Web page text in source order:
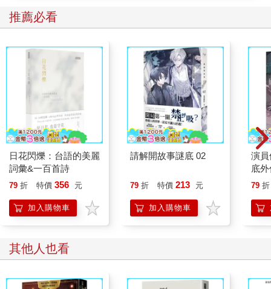
推薦必看
日花閃爍：台語的美麗
詞彙&一百首詩
79 折 特價 356 元
加入購物車
請解開故事謎底 02
79 折 特價 213 元
加入購物車
演
底
79 折
其他人也看